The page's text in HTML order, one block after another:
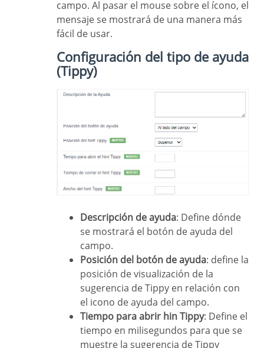
campo. Al pasar el mouse sobre el ícono, el
mensaje se mostrará de una manera más
fácil de usar.
Configuración del tipo de ayuda
(Tippy)
Descripción de ayuda: Define dónde
se mostrará el botón de ayuda del
campo.
Posición del botón de ayuda: define la
posición de visualización de la
sugerencia de Tippy en relación con
el icono de ayuda del campo.
Tiempo para abrir hin Tippy: Define el
tiempo en milisegundos para que se
muestre la sugerencia de Tippy